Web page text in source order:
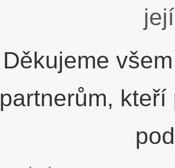
Děkujeme
partnerům,